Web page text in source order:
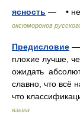
ясность — •
оксюморонов
Предисловие —
плохие лучше,
ожидать
славно, что всё
что
языка